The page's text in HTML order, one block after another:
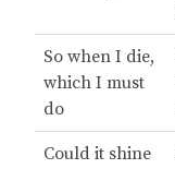
So when I die,
which I must
do
Could it shine